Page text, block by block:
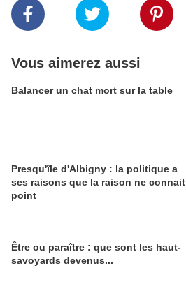
Vous aimerez aussi
Balancer un chat mort sur la table
Presqu'île d'Albigny : la politique a
ses raisons que la raison ne connait
point
Être ou paraître : que sont les haut-
savoyards devenus...